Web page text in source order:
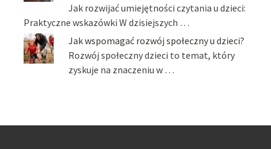
Jak rozwijać umiejętności czytania u dzieci:
Praktyczne wskazówki W dzisiejszych …
Jak wspomagać rozwój społeczny u dzieci?
Rozwój społeczny dzieci to temat, który
zyskuje na znaczeniu w …